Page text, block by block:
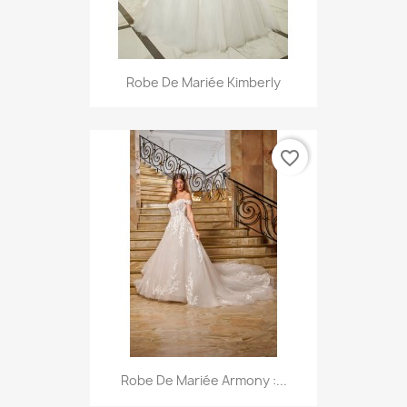
Robe De Mariée Kimberly
Robe De Mariée Armony :...
favorite_border